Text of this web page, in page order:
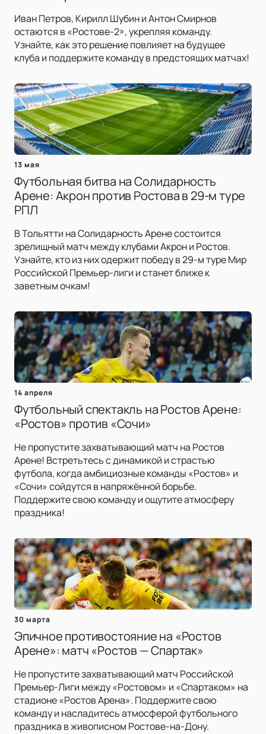
Иван Петров, Кирилл Шубин и Антон Смирнов
остаются в «Ростове-2», укрепляя команду.
Узнайте, как это решение повлияет на будущее
клуба и поддержите команду в предстоящих матчах!
13 мая
Футбольная битва на Солидарность
Арене: Акрон против Ростова в 29-м туре
РПЛ
В Тольятти на Солидарность Арене состоится
зрелищный матч между клубами Акрон и Ростов.
Узнайте, кто из них одержит победу в 29-м туре Мир
Российской Премьер-лиги и станет ближе к
заветным очкам!
14 апреля
Футбольный спектакль на Ростов Арене:
«Ростов» против «Сочи»
Не пропустите захватывающий матч на Ростов
Арене! Встретьтесь с динамикой и страстью
футбола, когда амбициозные команды «Ростов» и
«Сочи» сойдутся в напряжённой борьбе.
Поддержите свою команду и ощутите атмосферу
праздника!
30 марта
Эпичное противостояние на «Ростов
Арене»: матч «Ростов — Спартак»
Не пропустите захватывающий матч Российской
Премьер-Лиги между «Ростовом» и «Спартаком» на
стадионе «Ростов Арена». Поддержите свою
команду и насладитесь атмосферой футбольного
праздника в живописном Ростове-на-Дону.